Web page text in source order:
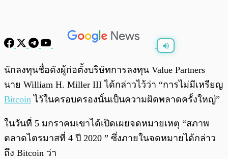
พร้อมเล่น
นักลงทุนชื่อดังผู้ก่อตั้งบริษัทการลงทุน Value Partners
นาย William H. Miller III ได้กล่าวไว้ว่า “การไม่มีเหรียญ
Bitcoin ไว้ในครอบครองนั้นเป็นความผิดพลาดครั้งใหญ่”
ในวันที่ 5 มกราคมเขาได้เปิดเผยจดหมายเหตุ “สภาพ
ตลาดไตรมาสที่ 4 ปี 2020 ” ซึ่งภายในจดหมายได้กล่าว
ถึง Bitcoin ว่า